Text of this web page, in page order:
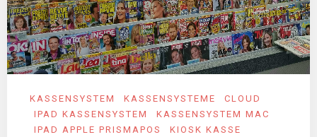
KASSENSYSTEM KASSENSYSTEME
CLOUD
IPAD KASSENSYSTEM
KASSENSYSTEM MAC
IPAD APPLE PRISMAPOS
KIOSK KASSE